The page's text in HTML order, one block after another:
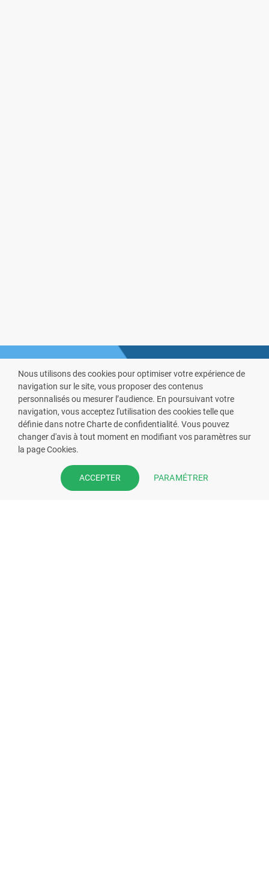
VOUS ÊTES PHARMACIEN ?
Prenez la main sur votre fiche
pharmacie et offrez à vos patient
l’application mobile de votre
Nous utilisons des cookies pour optimiser votre expérience de
navigation sur le site, vous proposer des contenus
personnalisés ou mesurer l’audience. En poursuivant votre
navigation, vous acceptez l'utilisation des cookies telle que
définie dans notre Charte de confidentialité. Vous pouvez
changer d'avis à tout moment en modifiant vos paramètres sur
la page Cookies.
ACCEPTER PARAMÉTRER